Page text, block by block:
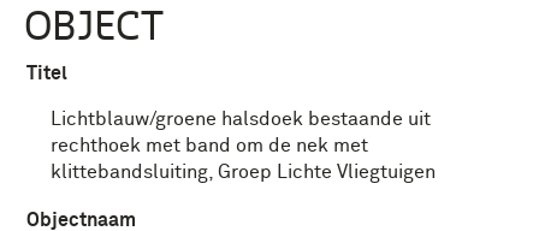
OBJECT
Titel
Lichtblauw/groene halsdoek bestaande uit
rechthoek met band om de nek met
klittebandsluiting, Groep Lichte Vliegtuigen
Objectnaam